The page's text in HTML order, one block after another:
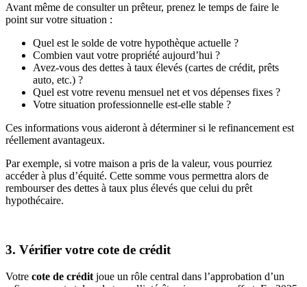
Avant même de consulter un prêteur, prenez le temps de faire le
point sur votre situation :
Quel est le solde de votre hypothèque actuelle ?
Combien vaut votre propriété aujourd’hui ?
Avez-vous des dettes à taux élevés (cartes de crédit, prêts
auto, etc.) ?
Quel est votre revenu mensuel net et vos dépenses fixes ?
Votre situation professionnelle est-elle stable ?
Ces informations vous aideront à déterminer si le refinancement est
réellement avantageux.
Par exemple, si votre maison a pris de la valeur, vous pourriez
accéder à plus d’équité. Cette somme vous permettra alors de
rembourser des dettes à taux plus élevés que celui du prêt
hypothécaire.
3. Vérifier votre cote de crédit
Votre cote de crédit joue un rôle central dans l’approbation d’un